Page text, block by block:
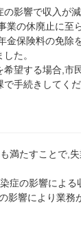
の影響で収入が
業の休廃止に至
金保険料の免除
た。
望する場合,市
手続きしてくだ
満たすことで,
症の影響による
影響により業務